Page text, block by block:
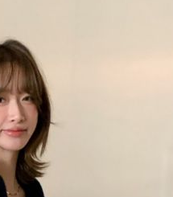
絡購買商品的店家。未經商家同意取
※ 交易是否成功請以「AFTEE先享後
是否繳費成功／繳費後需取消欲退款
付客戶支援中心」
https://
【注意事項】
１．透過由恩沛科技股份有限公司提
交易，需依本服務之必要範圍內提供
求債權轉讓予恩沛科技股份有限公司。
２．關於個人資料處理事宜，請瀏覽
https://aftee.tw/terms/#terms3
３．未成年的使用者請事先徵得法定
「AFTEE先享後付」，若未經同意申
付款後萊爾富取貨
每筆NT$80，滿NT$1,500(含以上)
離島取貨加價40
每筆NT$80，滿NT$1,500(含以上)
付款後7-11取貨
每筆NT$80，滿NT$1,500(含以上